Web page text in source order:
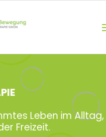
Leben im Alltag,
Freizeit.